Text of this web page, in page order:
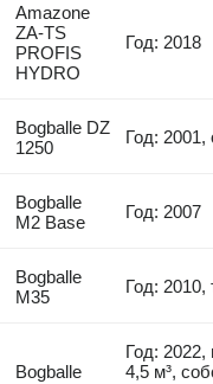
Amazone
ZA-TS
PROFIS
HYDRO
Год: 2018
Bogballe DZ
1250
Год: 2001,
Bogballe
M2 Base
Год: 2007
Bogballe
M35
Год: 2010,
Bogballe
Год: 2022,
4,5 м³,